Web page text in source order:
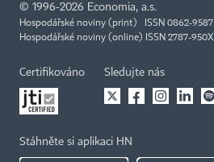
© 1996-2026 Economia, a.s.
Hospodářské noviny (print) ISSN 0862-9587
Hospodářské noviny (online) ISSN 2787-950X
Certifikováno Sledujte nás
Stáhněte si aplikaci HN